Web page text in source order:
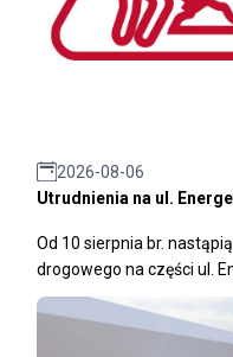
2026-08-06
Utrudnienia na ul.
Od 10 sierpnia br.
drogowego na części ul.